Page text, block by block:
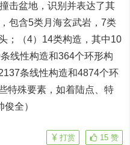
击盆地，识别并表达了其
包含5类月海玄武岩，7类
；（4）14类构造，其中10
线性构造和364个环形构
条线性构造和4874个环
特殊要素，如着陆点、特
全）
15 赞
打赏